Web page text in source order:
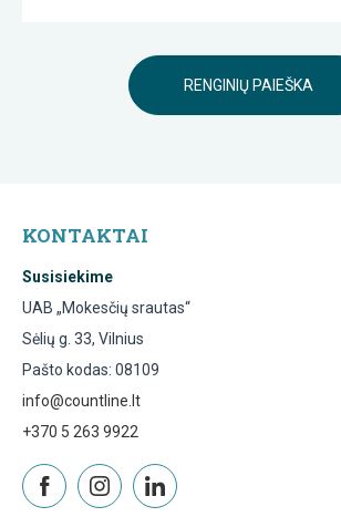
RENGINIŲ PAIEŠKA
KONTAKTAI
Susisiekime
UAB „Mokesčių srautas“
Sėlių g. 33, Vilnius
Pašto kodas: 08109
info@countline.lt
+370 5 263 9922